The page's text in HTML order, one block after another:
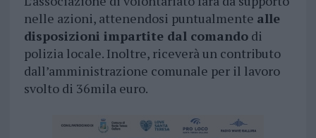
nelle azioni, attenendosi puntualmente alle
disposizioni impartite dal comandodi
polizia locale. Inoltre, riceverà un contributo
dall’amministrazione comunale per il lavoro
svolto di 36mila euro.